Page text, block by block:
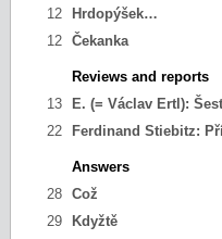
12
Hrdopýšek…
12
Čekanka
Reviews and reports
13
E. (= Václav Ertl):
22
Ferdinand Stiebitz:
Answers
28
Což
29
Kdyžtě